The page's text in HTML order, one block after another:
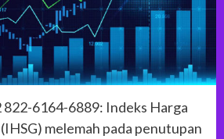
6164-6889: Indeks Harga
melemah pada penutupan